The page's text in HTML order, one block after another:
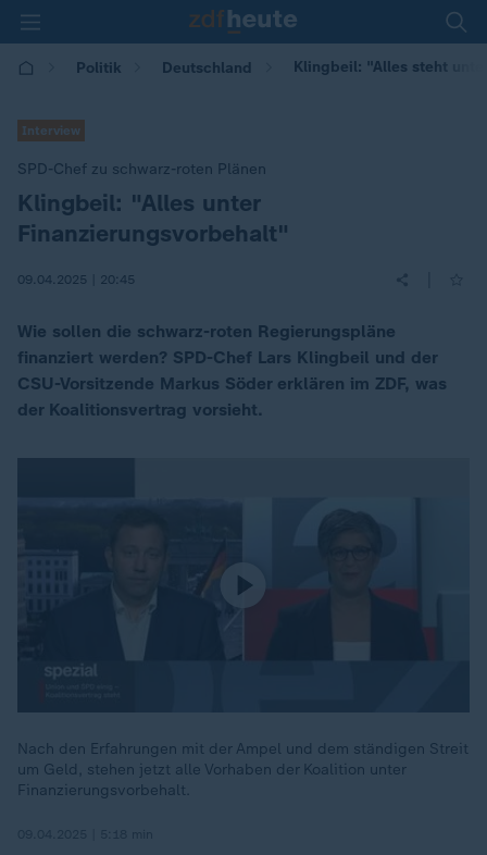
Politik Deutschland Klingbeil: "Alles steht
Interview
SPD-Chef zu schwarz-roten Plänen
:Klingbeil: "Alles unter
Finanzierungsvorbehalt"
09.04.2025 | 20:45
Wie sollen die schwarz-roten Regierungspläne
finanziert werden? SPD-Chef Lars Klingbeil und der
CSU-Vorsitzende Markus Söder erklären im ZDF, was
der Koalitionsvertrag vorsieht.
Nach den Erfahrungen mit der Ampel und dem ständigen Streit
um Geld, stehen jetzt alle Vorhaben der Koalition unter
Finanzierungsvorbehalt.